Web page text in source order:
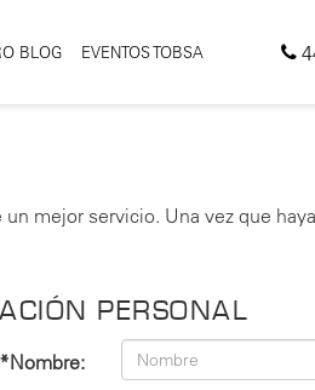
BLOG EVENTOS TOBSA
mejor servicio. Una vez que
PERSONAL
*Nombre: